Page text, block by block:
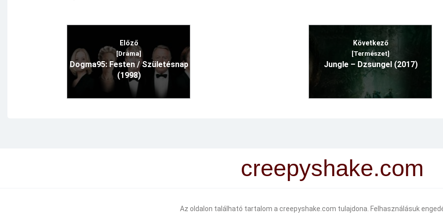
Előző
[Dráma]
Dogma95: Festen / Születésnap
(1998)
Következő
[Természet]
Jungle – Dzsungel (2017)
creepyshake.com
Az oldalon található tartalom a creepyshake.com tulajdona. Felhasználásuk